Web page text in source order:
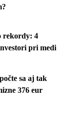
rekordy: 4
pri medi
sa aj tak
376 eur